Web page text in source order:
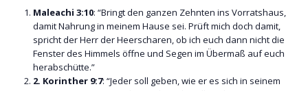
Maleachi 3:10: “Bringt den ganzen Zehnten ins Vorratshaus,
damit Nahrung in meinem Hause sei. Prüft mich doch damit,
spricht der Herr der Heerscharen, ob ich euch dann nicht die
Fenster des Himmels öffne und Segen im Übermaß auf euch
herabschütte.”
2. Korinther 9:7: “Jeder soll geben, wie er es sich in seinem